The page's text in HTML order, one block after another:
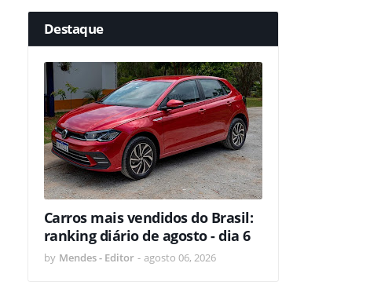
Destaque
Carros mais vendidos do Brasil:
ranking diário de agosto - dia 6
by Mendes - Editor - agosto 06, 2026